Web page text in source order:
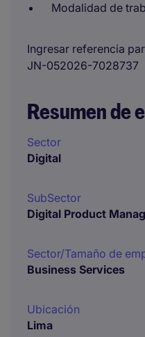
Modalidad de
Ingresar referencia
JN-052026-7028737
Resumen de
Sector
Digital
SubSector
Digital Product
Sector/Tamaño de
Business Services
Ubicación
Lima